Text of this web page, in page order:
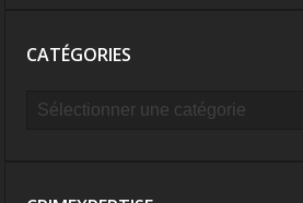
CATÉGORIES